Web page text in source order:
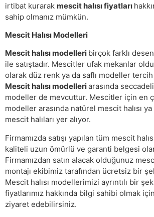
irtibat kurarak mescit halısı fiyatları
sahip olmanız mümkün.
Mescit Halısı Modelleri
Mescit halısı modelleri birçok farklı
ile satıştadır. Mescitler ufak mekanlar
olarak düz renk ya da saflı modeller
Mescit halısı modelleriarasında
modeller de mevcuttur. Mescitler için en
modeller arasında natürel mescit halısı
mescit halıları yer alıyor.
Firmamızda satışı yapılan tüm mescit
kaliteli uzun ömürlü ve garanti belgesi
Firmamızdan satın alacak olduğunuz
montajı ekibimiz tarafından ücretsiz bir
Mescit halısı modellerimizi ayrıntılı bir
fiyatlarımız hakkında bilgi sahibi olmak
ziyaret edebilirsiniz.